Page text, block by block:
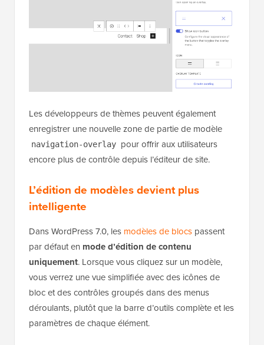
Les développeurs de thèmes peuvent également
enregistrer une nouvelle zone de partie de modèle
navigation-overlay pour offrir aux utilisateurs
encore plus de contrôle depuis l’éditeur de site.
L’édition de modèles devient plus
intelligente
Dans WordPress 7.0, les modèles de blocs passent
par défaut en mode d’édition de contenu
uniquement. Lorsque vous cliquez sur un modèle,
vous verrez une vue simplifiée avec des icônes de
bloc et des contrôles groupés dans des menus
déroulants, plutôt que la barre d’outils complète et les
paramètres de chaque élément.